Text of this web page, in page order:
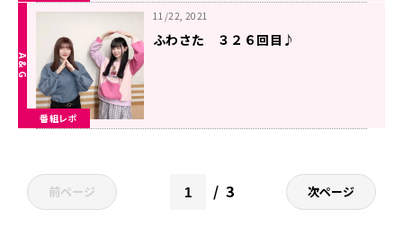
番組レポ
11/22, 2021
ふわさた ３２６回目♪
前ページ 3 次ページ